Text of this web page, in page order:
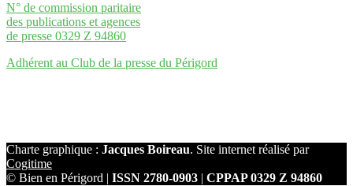
N° de commission paritaire
des publications et agences
de presse 0329 Z 94860
Adhérent au Club de la presse du Périgord
Charte graphique : Jacques Boireau. Site internet réalisé par
Cogitime
© Bien en Périgord | ISSN 2780-0903 | CPPAP 0329 Z 94860